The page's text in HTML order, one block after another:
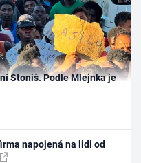
Stoniš. Podle Mlejnka je
napojená na lidi od